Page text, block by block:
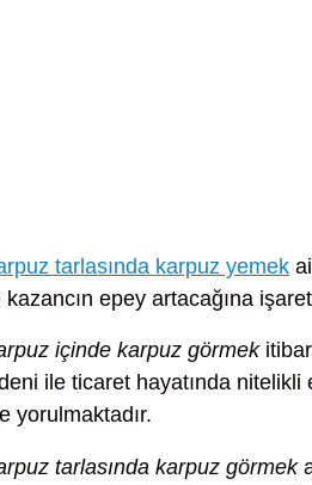
tarlasında karpuz yemek
epey artacağına
içinde karpuz görmekitibar
ile ticaret hayatında
yorulmaktadır.
tarlasında karpuz görmek